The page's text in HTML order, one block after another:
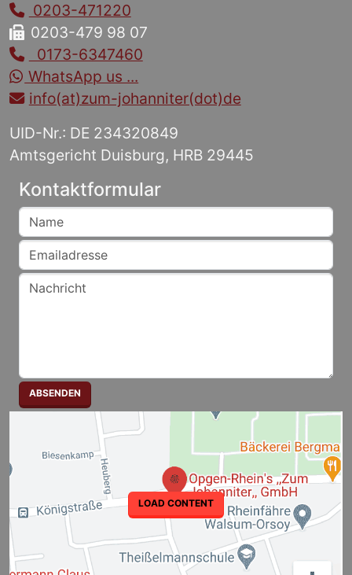
0203-471220
0203-479 98 07
0173-6347460
WhatsApp us ...
info(at)zum-johanniter(dot)de
UID-Nr.: DE 234320849
Amtsgericht Duisburg, HRB 29445
Kontaktformular
LOAD CONTENT